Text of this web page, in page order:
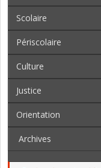
Scolaire
Périscolaire
Culture
Justice
Orientation
Archives